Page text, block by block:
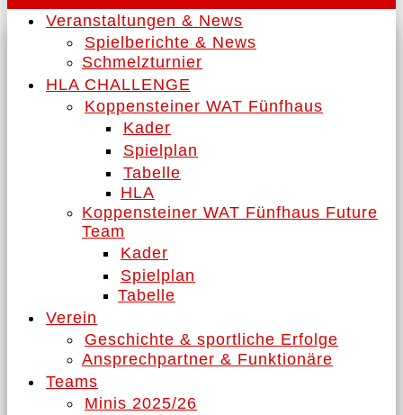
Veranstaltungen & News
Spielberichte & News
Schmelzturnier
HLA CHALLENGE
Koppensteiner WAT Fünfhaus
Kader
Spielplan
Tabelle
HLA
Koppensteiner WAT Fünfhaus Future
Team
Kader
Spielplan
Tabelle
Verein
Geschichte & sportliche Erfolge
Ansprechpartner & Funktionäre
Teams
Minis 2025/26